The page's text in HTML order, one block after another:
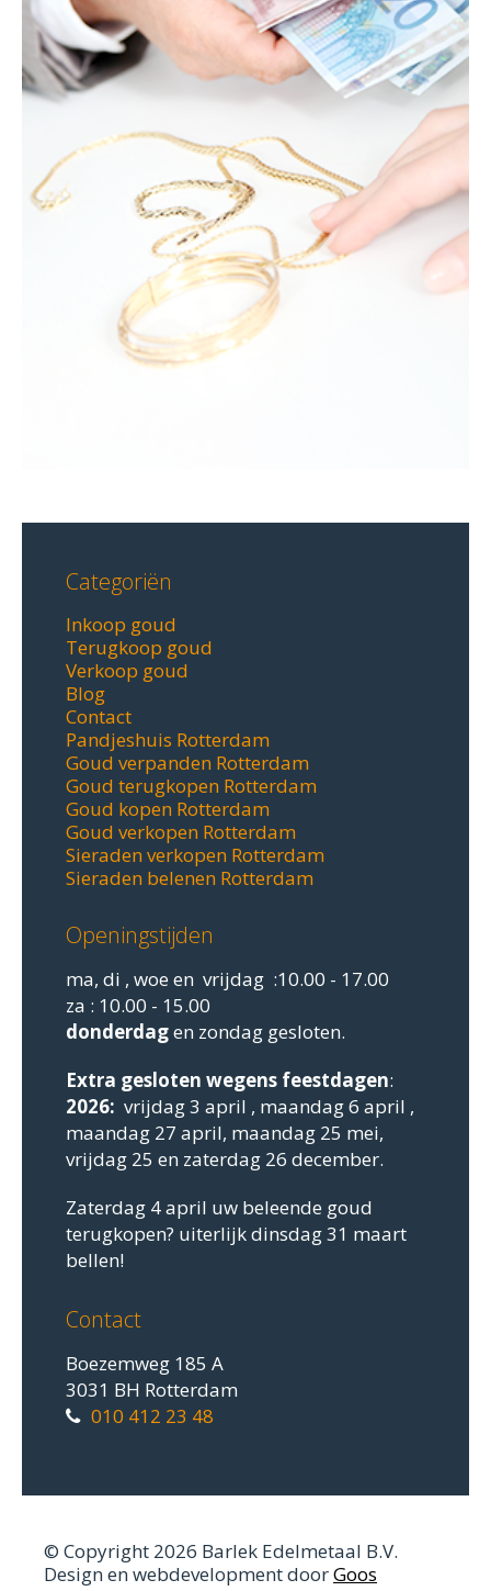
Categoriën
Inkoop goud
Terugkoop goud
Verkoop goud
Blog
Contact
Pandjeshuis Rotterdam
Goud verpanden Rotterdam
Goud terugkopen Rotterdam
Goud kopen Rotterdam
Goud verkopen Rotterdam
Sieraden verkopen Rotterdam
Sieraden belenen Rotterdam
Openingstijden
ma, di , woe en vrijdag :10.00 - 17.00
za : 10.00 - 15.00
donderdagen zondag gesloten.
Extra gesloten wegens feestdagen:
2026: vrijdag 3 april , maandag 6 april ,
maandag 27 april, maandag 25 mei,
vrijdag 25 en zaterdag 26 december.
Zaterdag 4 april uw beleende goud
terugkopen? uiterlijk dinsdag 31 maart
bellen!
Contact
Boezemweg 185 A
3031 BH Rotterdam
010 412 23 48
© Copyright 2026 Barlek Edelmetaal B.V.
Design en webdevelopment doorGoos